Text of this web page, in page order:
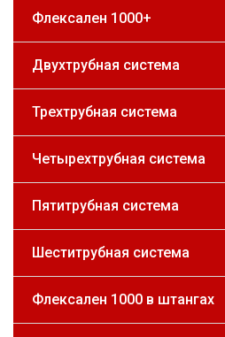
Флексален 1000+
Двухтрубная система
Трехтрубная система
Четырехтрубная система
Пятитрубная система
Шеститрубная система
Флексален 1000 в штангах